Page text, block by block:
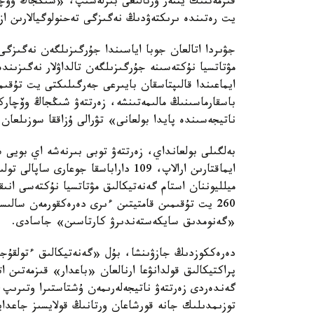
يت رەتىندە ىرىكتەۋدىڭ نەگىزگى
جۋىردا اتالعان جوبا اياسىندا جۇرگىزىلگەن
مۋتاتسيا نۇكتەسىنە جۇرگىزىلگەن تالداۋلار
ايماعىندا قالىپتاسقان بايىرعى جەرگىلىكتى يت
باسقارماسىنىڭ مالىمەتىنشە، زەرتتەۋ شىڭجاڭ
ناتيجەسىندە پايدا بولعانى» تۋرالى ۇزاققا
بەلگىلى بولعانداي، زەرتتەۋ توبى بىرنەشە اي
ميلليوننان استام گەنەتيكالىق مۋتاتسيا نۇكتەسى
260 يت تۇقىمىن قامتيتىن ءىرى دەرەكقورمەن
«گەنومدىق سايكەستەندىرۋ كارتاسىن» جاسادى.
دەرەككوزدىڭ جازۋىنشا، بۇل «گەنەتيكالىق
پراكتيكالىق قولدانۋعا ارنالعان «باعدار»
گەندەردى زەرتتەۋ ناتيجەلەرىمەن ۇشتاستىرا
توزىمدىلىك جانە قورشاعان ورتانىڭ قولايسىز